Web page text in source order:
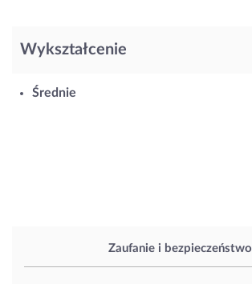
Zaufanie i bezpieczeństwo
Wykształcenie
Średnie